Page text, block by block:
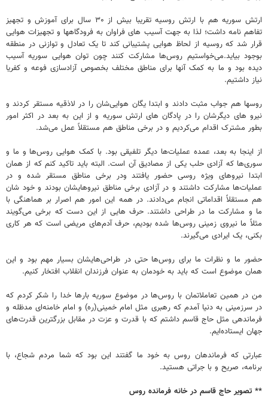
ارتش سوریه هم با ارتش روسیه تقریبا بیش از ۳۰ سال برای آموزش و تجهیز
تفاهم نامه داشت؛ لذا به جهت آسیب های فراوان به فرودگاهها و تجهیزات هوایی
قرار شد که روسیه از لحاظ هوایی پشتیبانی کند تا یک تعادل و توازنی در منطقه
بوجود بیاید.می‌خواستیم روس‌ها مشارکت کنند چون توان هوایی سوریه آسیب
دیده بود و ما به کمک آنها برای مناطق مختلف بخصوص آزادسازی فوعه و کفریا
نیاز داشتیم.
روسها هم جواب مثبت دادند و ابتدا یگان هوایی‌شان را در لاذقیه مستقر کردند و
نیرو های دیگرشان را در پادگان های ارتش سوریه و از این به بعد در اکثر امور
بطور مشترک اقدام می‌کردیم و در برخی مناطق هم مستقلاً عمل می‌شد.
از اینجا به بعد، عمده عملیات‌ها دیگر تلفیقی بود. با کمک هوایی روس‌ها و ما و
سوری‌ها که آزادی حلب یکی از مصادیق آن است. البته باید تاکید کنم که از همان
ابتدا نیروهای ویژه روسی حضور یافتند ودر برخی مناطق مستقر شده و در
عملیات‌ها مشارکت داشتند و در آزادی برخی مناطق نیروهایشان بودند و خود شان
هم مستقلاً اقداماتی انجام می‌دادند. در همه این امور هم اصرار بر هماهنگی با
ما و مشارکت ما در طراحی داشتند. حرف هایی از این دست که برخی می‌گویند
مثلاً ما نیروی زمینی روس‌ها شده بودیم، حرف آدم‌های مریضی است که هر کاری
بکنی، یک ایرادی می‌گیرند.
حضور ما و نظرات ما برای روس‌ها حتی در طراحی‌هایشان بسیار مهم بود و این
همان موضوع است که باید به خودمان به عنوان فرزندان انقلاب افتخار کنیم.
من در همین تعاملاتمان با روس‌ها در موضوع سوریه بارها خدا را شکر کردم که
در سرزمینی به دنیا آمدم که رهبری مثل امام خمینی(ره) و امام خامنه‌ای مدظله و
فرماندهی مثل حاج قاسم داشتم که با قدرت و عزت در مقابل بزرگترین قدرت‌های
جهان ایستاده‌ایم.
عبارتی که فرماندهان روس به خود ما گفتند این بود که شما مردم شجاع، با
برنامه، صریح و با جراتی هستید.
** تصویر حاج قاسم در خانه فرمانده روس